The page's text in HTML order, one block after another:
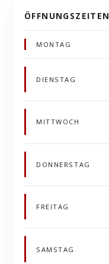
ÖFFNUNGSZEITEN
MONTAG
DIENSTAG
MITTWOCH
DONNERSTAG
FREITAG
SAMSTAG